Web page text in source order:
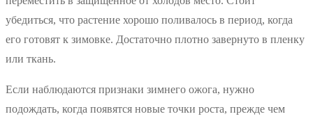
убедиться, что растение хорошо поливалось в период, когда
его готовят к зимовке. Достаточно плотно завернуто в пленку
или ткань.
Если наблюдаются признаки зимнего ожога, нужно
подождать, когда появятся новые точки роста, прежде чем